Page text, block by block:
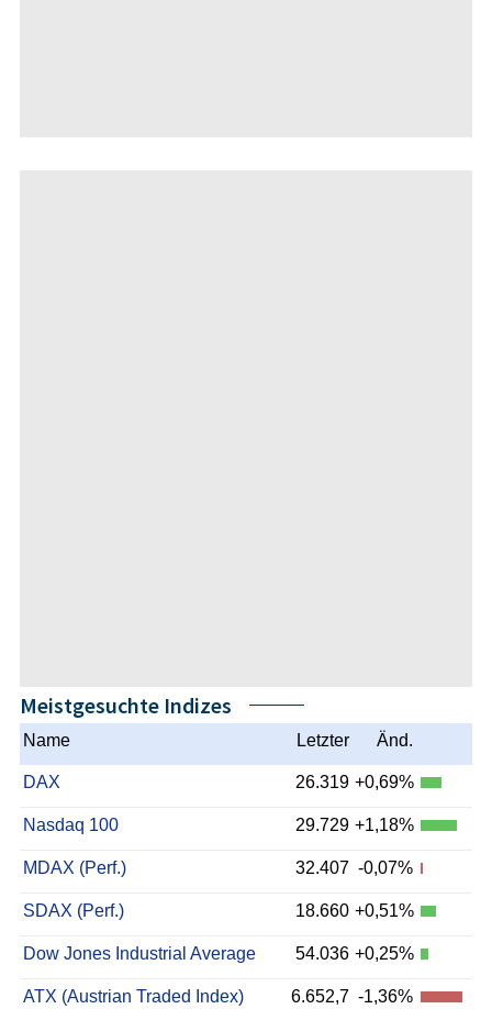
Meistgesuchte Indizes
Name Letzter Änd.
DAX 26.319 +0,69%
Nasdaq 100 29.729 +1,18%
MDAX (Perf.) 32.407 -0,07%
SDAX (Perf.) 18.660 +0,51%
Dow Jones Industrial Average 54.036 +0,25%
ATX (Austrian Traded Index) 6.652,7 -1,36%